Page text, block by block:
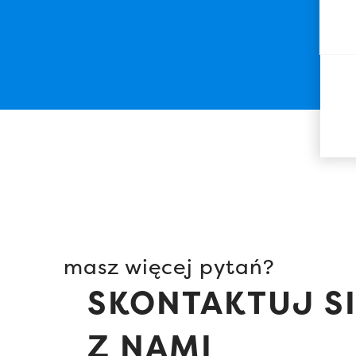
masz więcej pytań?
SKONTAKTUJ
Z NAMI